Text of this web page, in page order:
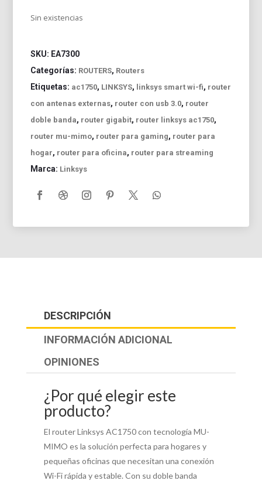
Sin existencias
SKU: EA7300
Categorías: ROUTERS, Routers
Etiquetas: ac1750, LINKSYS, linksys smart wi-fi, router
con antenas externas, router con usb 3.0, router
doble banda, router gigabit, router linksys ac1750,
router mu-mimo, router para gaming, router para
hogar, router para oficina, router para streaming
Marca: Linksys
DESCRIPCIÓN
INFORMACIÓN ADICIONAL
OPINIONES
¿Por qué elegir este
producto?
El router Linksys AC1750 con tecnología MU-
MIMO es la solución perfecta para hogares y
pequeñas oficinas que necesitan una conexión
Wi-Fi rápida y estable. Con su doble banda